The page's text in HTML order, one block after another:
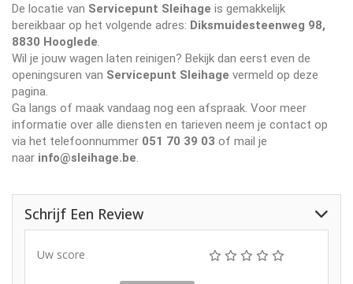
De locatie van Servicepunt Sleihage is gemakkelijk
bereikbaar op het volgende adres: Diksmuidesteenweg 98,
8830 Hooglede
Wil je jouw wagen laten reinigen? Bekijk dan eerst even de
openingsuren van Servicepunt Sleihage vermeld op deze
pagina.
Ga langs of maak vandaag nog een afspraak. Voor meer
informatie over alle diensten en tarieven neem je contact op
via het telefoonnummer 051 70 39 03 of mail je
naar info@sleihage.be
Schrijf Een Review
Uw score